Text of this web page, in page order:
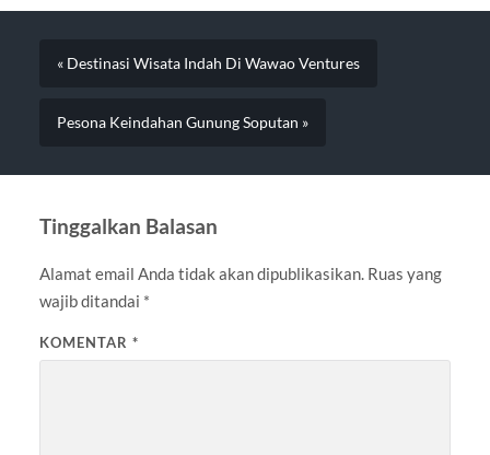
« Destinasi Wisata Indah Di Wawao Ventures
Pesona Keindahan Gunung Soputan »
Tinggalkan Balasan
Alamat email Anda tidak akan dipublikasikan. Ruas yang
wajib ditandai *
KOMENTAR *